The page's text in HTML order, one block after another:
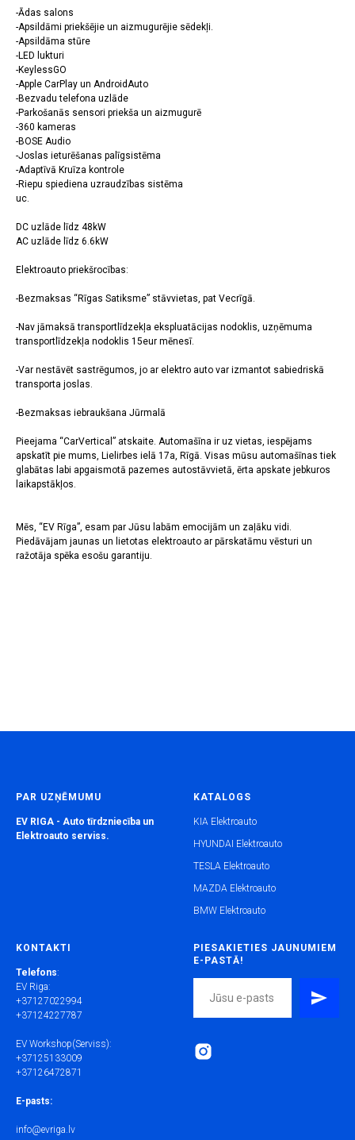
-Ādas salons
-Apsildāmi priekšējie un aizmugurējie sēdekļi.
-Apsildāma stūre
-LED lukturi
-KeylessGO
-Apple CarPlay un AndroidAuto
-Bezvadu telefona uzlāde
-Parkošanās sensori priekša un aizmugurē
-360 kameras
-BOSE Audio
-Joslas ieturēšanas palīgsistēma
-Adaptīvā Kruīza kontrole
-Riepu spiediena uzraudzības sistēma
uc.
DC uzlāde līdz 48kW
AC uzlāde līdz 6.6kW
Elektroauto priekšrocības:
-Bezmaksas “Rīgas Satiksme” stāvvietas, pat Vecrīgā.
-Nav jāmaksā transportlīdzekļa ekspluatācijas nodoklis, uzņēmuma
transportlīdzekļa nodoklis 15eur mēnesī.
-Var nestāvēt sastrēgumos, jo ar elektro auto var izmantot sabiedriskā
transporta joslas.
-Bezmaksas iebraukšana Jūrmalā
Pieejama “CarVertical” atskaite. Automašīna ir uz vietas, iespējams
apskatīt pie mums, Lielirbes ielā 17a, Rīgā. Visas mūsu automašīnas tiek
glabātas labi apgaismotā pazemes autostāvvietā, ērta apskate jebkuros
laikapstākļos.
Mēs, “EV Rīga”, esam par Jūsu labām emocijām un zaļāku vidi.
Piedāvājam jaunas un lietotas elektroauto ar pārskatāmu vēsturi un
ražotāja spēka esošu garantiju.
PAR UZŅĒMUMU
EV RIGA - Auto tīrdzniecība un
Elektroauto serviss.
KATALOGS
KIA Elektroauto
HYUNDAI Elektroauto
TESLA Elektroauto
MAZDA Elektroauto
BMW Elektroauto
KONTAKTI
Telefons:
EV Riga:
+37127022994
+37124227787
EV Workshop(Serviss):
+37125133009
+37126472871
E-pasts:
info@evriga.lv
PIESAKIETIES JAUNUMIEM
E-PASTĀ!